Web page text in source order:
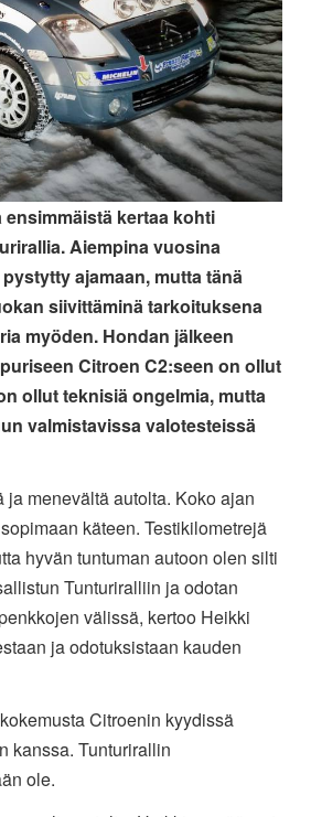
kertaa kohti
Aiempina vuosina
ajamaan, mutta tänä
siivittäminä tarkoituksena
myöden. Hondan jälkeen
Citroen C2:seen on ollut
ollut teknisiä ongelmia, mutta
valmistavissa valotesteissä
menevältä autolta. Koko ajan
käteen. Testikilometrejä
hyvän tuntuman autoon olen silti
Tunturiralliin ja odotan
välissä, kertoo Heikki
ja odotuksistaan kauden
Citroenin kyydissä
kanssa. Tunturirallin
ole.